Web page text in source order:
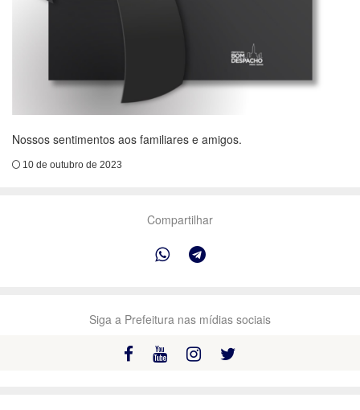
Nossos sentimentos aos familiares e amigos.
10 de outubro de 2023
Compartilhar
Siga a Prefeitura nas mídias sociais